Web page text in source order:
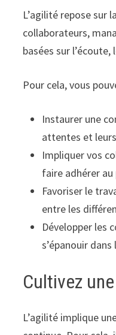
L’agilité repose sur
collaborateurs,
basées sur
Pour cela, vous
Instaurer une
attentes et
Impliquer vos
faire adhérer
Favoriser le
entre les
Développer les
s’épanouir
Cultivez
L’agilité implique